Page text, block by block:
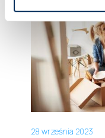
28 września 2023